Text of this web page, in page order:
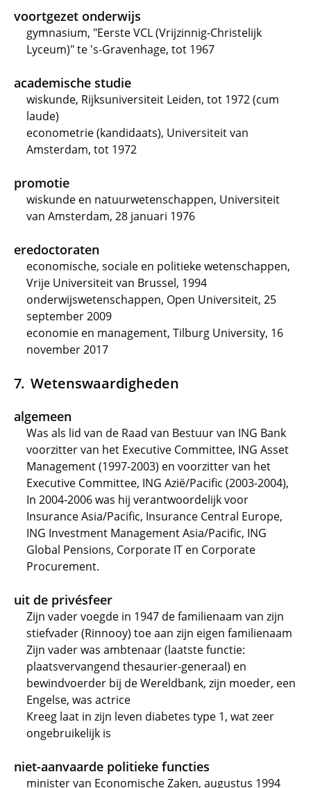
voortgezet onderwijs
gymnasium, "Eerste VCL (Vrijzinnig-Christelijk
Lyceum)" te 's-Gravenhage, tot 1967
academische studie
wiskunde, Rijksuniversiteit Leiden, tot 1972 (cum
laude)
econometrie (kandidaats), Universiteit van
Amsterdam, tot 1972
promotie
wiskunde en natuurwetenschappen, Universiteit
van Amsterdam, 28 januari 1976
eredoctoraten
economische, sociale en politieke wetenschappen,
Vrije Universiteit van Brussel, 1994
onderwijswetenschappen, Open Universiteit, 25
september 2009
economie en management, Tilburg University, 16
november 2017
Wetenswaardigheden
algemeen
Was als lid van de Raad van Bestuur van ING Bank
voorzitter van het Executive Committee, ING Asset
Management (1997-2003) en voorzitter van het
Executive Committee, ING Azië/Pacific (2003-2004),
In 2004-2006 was hij verantwoordelijk voor
Insurance Asia/Pacific, Insurance Central Europe,
ING Investment Management Asia/Pacific, ING
Global Pensions, Corporate IT en Corporate
Procurement.
uit de privésfeer
Zijn vader voegde in 1947 de familienaam van zijn
stiefvader (Rinnooy) toe aan zijn eigen familienaam
Zijn vader was ambtenaar (laatste functie:
plaatsvervangend thesaurier-generaal) en
bewindvoerder bij de Wereldbank, zijn moeder, een
Engelse, was actrice
Kreeg laat in zijn leven diabetes type 1, wat zeer
ongebruikelijk is
niet-aanvaarde politieke functies
minister van Economische Zaken, augustus 1994